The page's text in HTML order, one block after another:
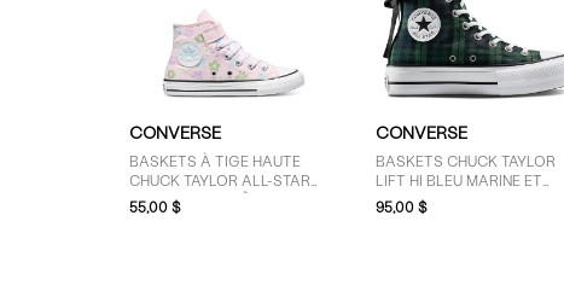
CONVERSE
BASKETS À TIGE HAUTE
CHUCK TAYLOR ALL-STAR
FLORAL ROSE PÂLE POUR
JEUNES ENFANTS
55,00 $
CONVERSE
BASKETS CHUCK TAYLOR
LIFT HI BLEU MARINE ET
VERTES POUR FEMMES
95,00 $